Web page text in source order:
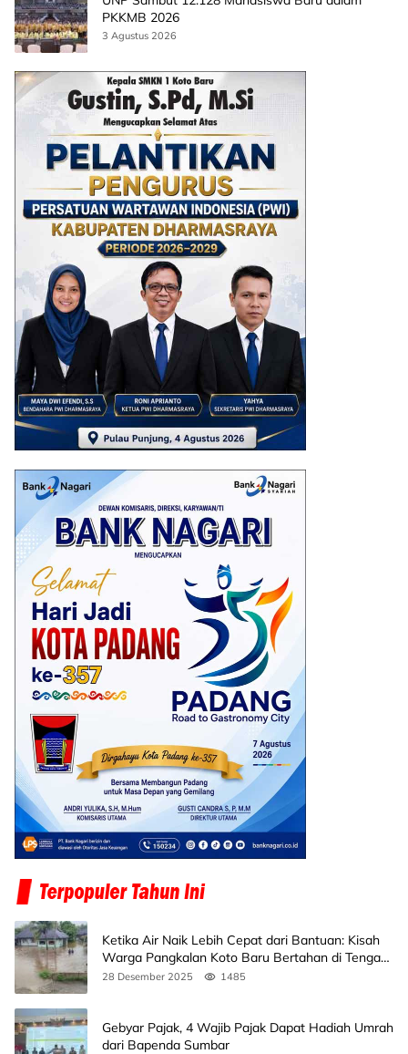
PKKMB 2026
3 Agustus 2026
Ketika Air Naik Lebih Cepat dari Bantuan: Kisah
Warga Pangkalan Koto Baru Bertahan di Tengah
Banjir
28 Desember 2025 1485
Gebyar Pajak, 4 Wajib Pajak Dapat Hadiah Umrah
dari Bapenda Sumbar